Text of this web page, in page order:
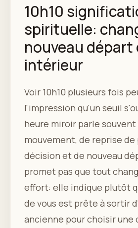
10h10
spirituelle:
nouveau départ
intérieur
Voir 10h10 plusieurs fois
l'impression qu'un seuil
heure miroir parle souvent
mouvement, de reprise de
décision et de nouveau
promet pas que tout
effort: elle indique plutôt
de vous est prête à sortir
ancienne pour choisir une